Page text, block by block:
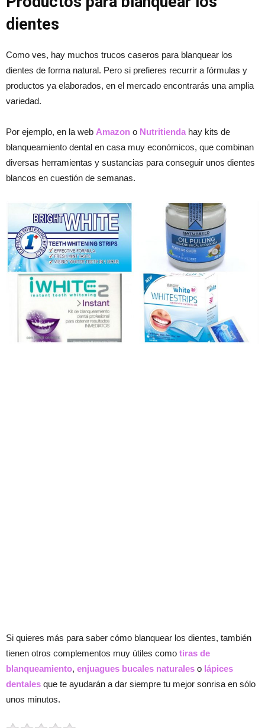
dientes
Como ves, hay muchos trucos caseros para blanquear los
dientes de forma natural. Pero si prefieres recurrir a fórmulas y
productos ya elaborados, en el mercado encontrarás una amplia
variedad.
Por ejemplo, en la web Amazon o Nutritienda hay kits de
blanqueamiento dental en casa muy económicos, que combinan
diversas herramientas y sustancias para conseguir unos dientes
blancos en cuestión de semanas.
Si quieres más para saber cómo blanquear los dientes, también
tienen otros complementos muy útiles como tiras de
blanqueamiento, enjuagues bucales naturales o lápices
dentales que te ayudarán a dar siempre tu mejor sonrisa en sólo
unos minutos.